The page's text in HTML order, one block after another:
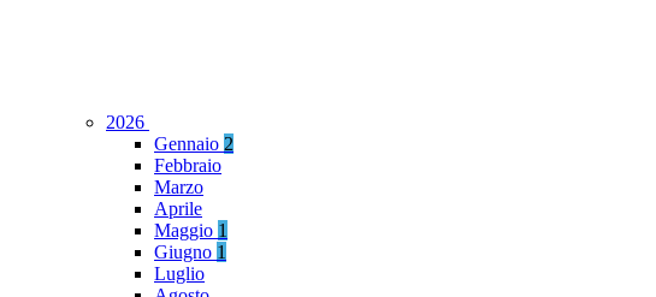
2026
Gennaio 2
Febbraio
Marzo
Aprile
Maggio 1
Giugno 1
Luglio